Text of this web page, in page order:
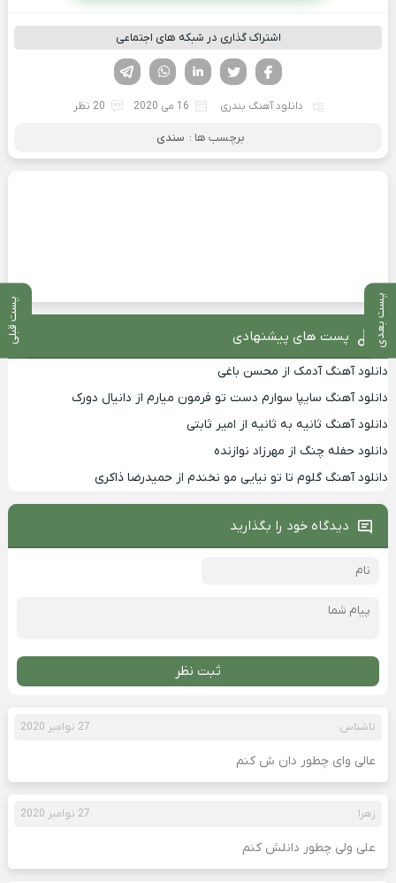
پست بعدی پست قبلی
اشتراک گذاری در شبکه های اجتماعی
لینکدین تویتر
فیسوک
دانلود آهنگ بندری 16 می 2020 20 نظر
برچسب ها : سندی
پست های پیشنهادی
دانلود آهنگ آدمک از محسن باغی
دانلود آهنگ سایپا سوارم دست تو فرمون میارم از دانیال دورک
دانلود آهنگ ثانیه به ثانیه از امیر ثابتی
دانلود حفله چنگ از مهرزاد نوازنده
دانلود آهنگ گلوم تا تو نیایی مو نخندم از حمیدرضا ذاکری
دیدگاه خود را بگذارید
ثبت نظر
ناشناس 27 نوامبر 2020
عالی وای چطور دان ش کنم
زهرا 27 نوامبر 2020
علی ولی چطور دانلش کنم